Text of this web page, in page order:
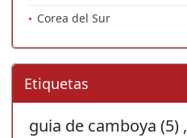
Corea del Sur
Etiquetas
guia de camboya (5) ,